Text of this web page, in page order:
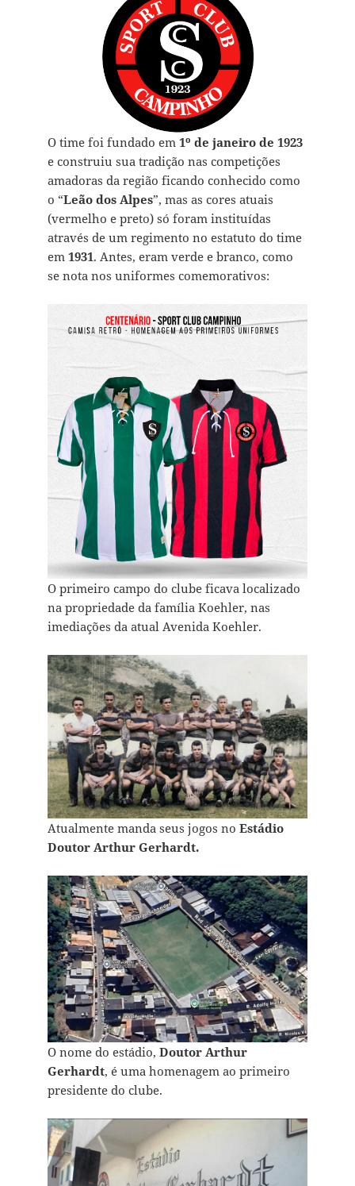
O time foi fundado em 1º de janeiro de 1923
e construiu sua tradição nas competições
amadoras da região ficando conhecido como
o “Leão dos Alpes”, mas as cores atuais
(vermelho e preto) só foram instituídas
através de um regimento no estatuto do time
em 1931. Antes, eram verde e branco, como
se nota nos uniformes comemorativos:
O primeiro campo do clube ficava localizado
na propriedade da família Koehler, nas
imediações da atual Avenida Koehler.
Atualmente manda seus jogos no Estádio
Doutor Arthur Gerhardt.
O nome do estádio, Doutor Arthur
Gerhardt, é uma homenagem ao primeiro
presidente do clube.